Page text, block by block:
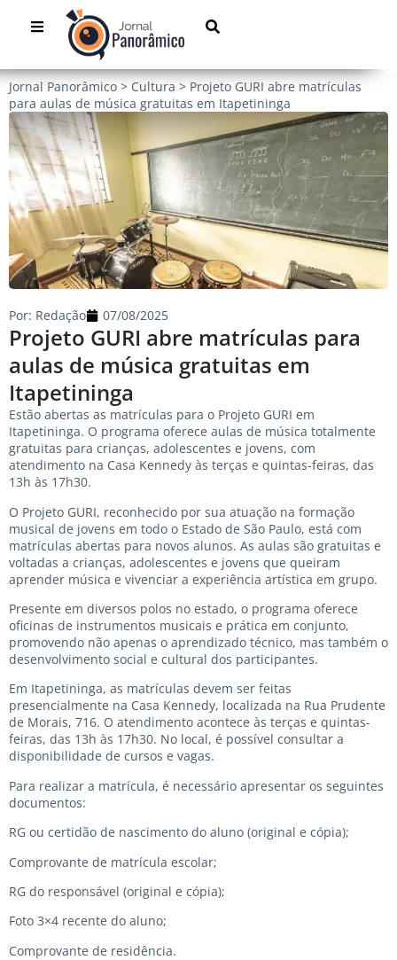
Jornal Panorâmico > Cultura > Projeto GURI abre matrículas
para aulas de música gratuitas em Itapetininga
Projeto GURI abre matrículas para
aulas de música gratuitas em
Itapetininga
Por: Redação 07/08/2025
Estão abertas as matrículas para o Projeto GURI em
Itapetininga. O programa oferece aulas de música totalmente
gratuitas para crianças, adolescentes e jovens, com
atendimento na Casa Kennedy às terças e quintas-feiras, das
13h às 17h30.
O Projeto GURI, reconhecido por sua atuação na formação
musical de jovens em todo o Estado de São Paulo, está com
matrículas abertas para novos alunos. As aulas são gratuitas e
voltadas a crianças, adolescentes e jovens que queiram
aprender música e vivenciar a experiência artística em grupo.
Presente em diversos polos no estado, o programa oferece
oficinas de instrumentos musicais e prática em conjunto,
promovendo não apenas o aprendizado técnico, mas também o
desenvolvimento social e cultural dos participantes.
Em Itapetininga, as matrículas devem ser feitas
presencialmente na Casa Kennedy, localizada na Rua Prudente
de Morais, 716. O atendimento acontece às terças e quintas-
feiras, das 13h às 17h30. No local, é possível consultar a
disponibilidade de cursos e vagas.
Para realizar a matrícula, é necessário apresentar os seguintes
documentos:
RG ou certidão de nascimento do aluno (original e cópia);
Comprovante de matrícula escolar;
RG do responsável (original e cópia);
Foto 3×4 recente do aluno;
Comprovante de residência.